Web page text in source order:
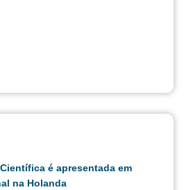
é apresentada em
na Holanda